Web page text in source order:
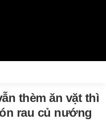
thèm ăn vặt thì
rau củ nướng